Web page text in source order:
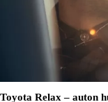
Toyota Relax – auton